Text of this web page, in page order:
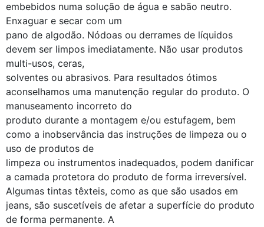
embebidos numa solução de água e sabão neutro.
Enxaguar e secar com um
pano de algodão. Nódoas ou derrames de líquidos
devem ser limpos imediatamente. Não usar produtos
multi-usos, ceras,
solventes ou abrasivos. Para resultados ótimos
aconselhamos uma manutenção regular do produto. O
manuseamento incorreto do
produto durante a montagem e/ou estufagem, bem
como a inobservância das instruções de limpeza ou o
uso de produtos de
limpeza ou instrumentos inadequados, podem danificar
a camada protetora do produto de forma irreversível.
Algumas tintas têxteis, como as que são usados em
jeans, são suscetíveis de afetar a superfície do produto
de forma permanente. A